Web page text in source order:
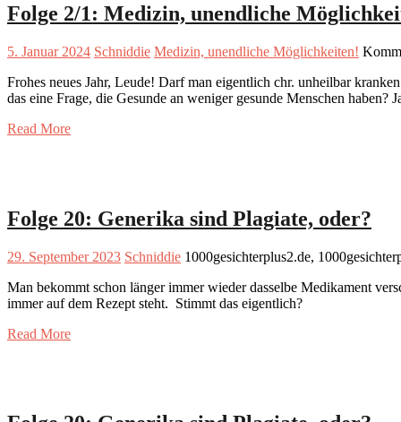
Folge 2/1: Medizin, unendliche
5. Januar 2024 Schniddie Medizin, unendliche Möglichkeiten!
Frohes neues Jahr, Leude! Darf man eigentlich chr. unheilbar
das eine Frage, die Gesunde an weniger gesunde Menschen
Read More
Folge 20: Generika sind Plagiate, oder?
29. September 2023 Schniddie 1000gesichterplus2.de,
Man bekommt schon länger immer wieder dasselbe Medikament
immer auf dem Rezept steht. Stimmt das eigentlich?
Read More